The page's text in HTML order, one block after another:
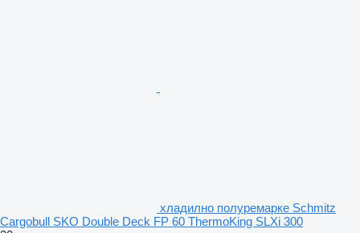
хладилно полуремарке Schmitz
Cargobull SKO Double Deck FP 60 ThermoKing SLXi 300